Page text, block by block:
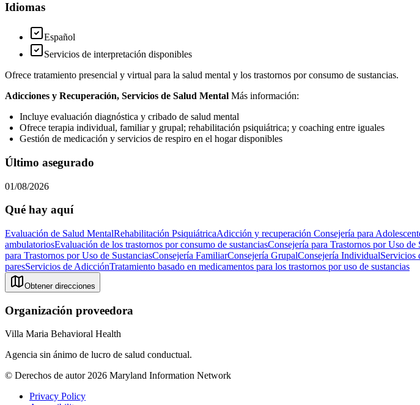
Idiomas
Español
Servicios de interpretación disponibles
Ofrece tratamiento presencial y virtual para la salud mental y los trastornos por consumo de sustancias.
Adicciones y Recuperación, Servicios de Salud Mental Más información:
Incluye evaluación diagnóstica y cribado de salud mental
Ofrece terapia individual, familiar y grupal; rehabilitación psiquiátrica; y coaching entre iguales
Gestión de medicación y servicios de respiro en el hogar disponibles
Último asegurado
01/08/2026
Qué hay aquí
Evaluación de Salud MentalRehabilitación PsiquiátricaAdicción y recuperación Consejería para
ambulatoriosEvaluación de los trastornos por consumo de sustanciasConsejería para Trastornos por Uso de
para Trastornos por Uso de SustanciasConsejería FamiliarConsejería GrupalConsejería IndividualServicios
paresServicios de AdicciónTratamiento basado en medicamentos para los trastornos por uso de sustancias
Obtener direcciones
Organización proveedora
Villa Maria Behavioral Health
Agencia sin ánimo de lucro de salud conductual.
© Derechos de autor 2026 Maryland Information Network
Privacy Policy